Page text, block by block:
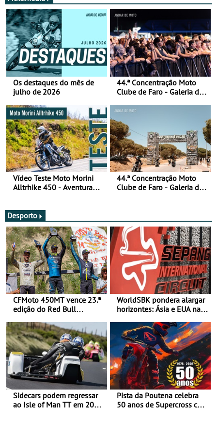
Os destaques do mês de
julho de 2026
44.ª Concentração Moto
Clube de Faro - Galeria de
Vídeo Teste Moto Morini
Alltrhike 450 - Aventura
44.ª Concentração Moto
Clube de Faro - Galeria de
Desporto
CFMoto 450MT vence 23.ª
edição do Red Bull
Categorias Adventure -
Vitória na Ultimate, Core e
Lite
WorldSBK pondera alargar
horizontes: Ásia e EUA na
Sidecars podem regressar
ao Isle of Man TT em 2027
Pista da Poutena celebra
50 anos de Supercross com